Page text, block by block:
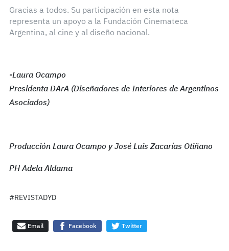
Gracias a todos. Su participación en esta nota
representa un apoyo a la Fundación Cinemateca
Argentina, al cine y al diseño nacional.
-Laura Ocampo
Presidenta DArA (Diseñadores de Interiores de Argentinos
Asociados)
Producción Laura Ocampo y José Luis Zacarías Otiñano
PH Adela Aldama
#REVISTADYD
Email Facebook Twitter